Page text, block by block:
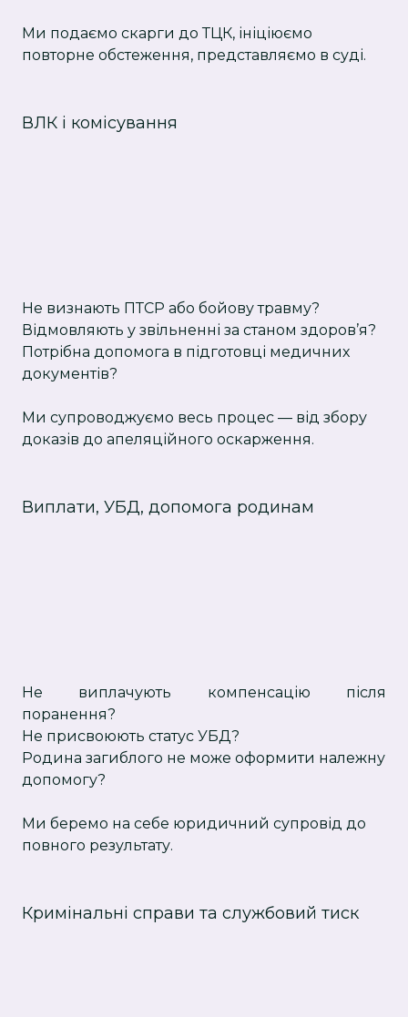
Ми подаємо скарги до ТЦК, ініціюємо
повторне обстеження, представляємо в суді.
ВЛК і комісування
Не визнають ПТСР або бойову травму?
Відмовляють у звільненні за станом здоров’я?
Потрібна допомога в підготовці медичних
документів?
Ми супроводжуємо весь процес — від збору
доказів до апеляційного оскарження.
Виплати, УБД, допомога родинам
Не виплачують компенсацію після
поранення?
Не присвоюють статус УБД?
Родина загиблого не може оформити належну
допомогу?
Ми беремо на себе юридичний супровід до
повного результату.
Кримінальні справи та службовий тиск